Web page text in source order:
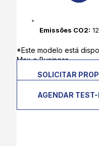
Emissões CO2:
*Este modelo está
Max e Business.
SOLICITAR
AGENDAR